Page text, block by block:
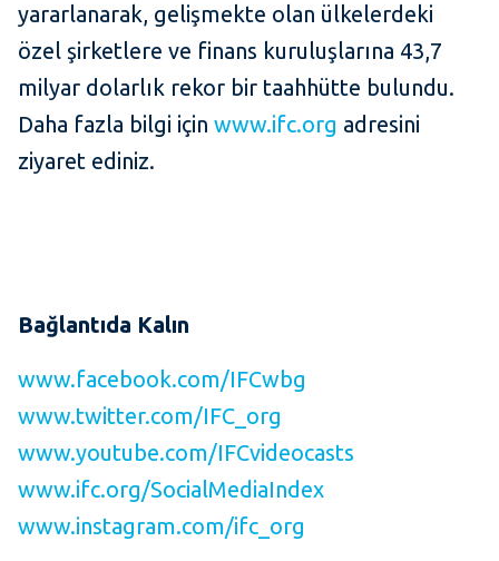
yararlanarak, gelişmekte olan ülkelerdeki
özel şirketlere ve finans kuruluşlarına 43,7
milyar dolarlık rekor bir taahhütte bulundu.
Daha fazla bilgi için www.ifc.org adresini
ziyaret ediniz.
Bağlantıda Kalın
www.facebook.com/IFCwbg
www.twitter.com/IFC_org
www.youtube.com/IFCvideocasts
www.ifc.org/SocialMediaIndex
www.instagram.com/ifc_org